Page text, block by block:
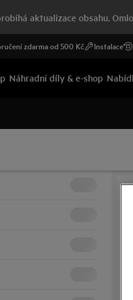
aktualizace obsahu.
zdarma od 500 Kč Instalace
Náhradní díly & e-shop